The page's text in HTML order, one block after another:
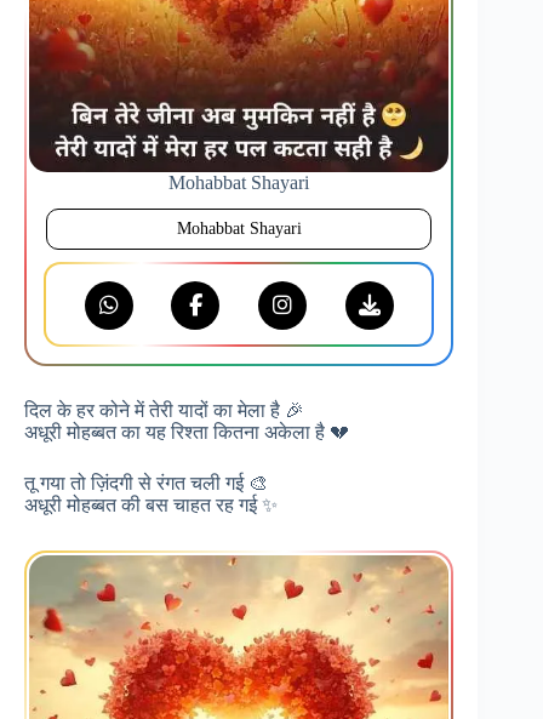
Mohabbat Shayari
Mohabbat Shayari
दिल के हर कोने में तेरी यादों का मेला है 🎉
अधूरी मोहब्बत का यह रिश्ता कितना अकेला है 💔
तू गया तो ज़िंदगी से रंगत चली गई 🎨
अधूरी मोहब्बत की बस चाहत रह गई ✨